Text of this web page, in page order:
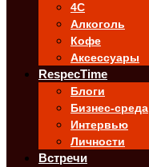
4C
Алкоголь
Кофе
Аксессуары
RespecTime
Блоги
Бизнес-среда
Интервью
Личности
Встречи